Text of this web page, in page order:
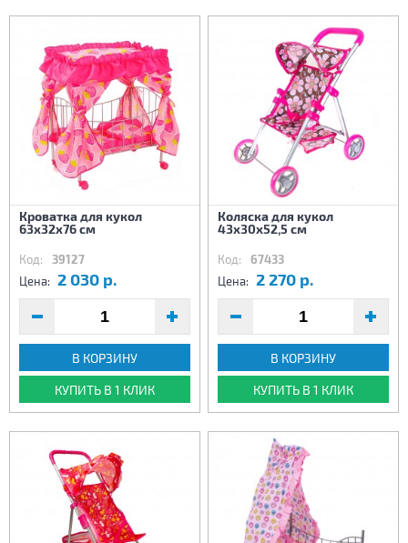
Кроватка для кукол
63х32х76 см
Код: 39127
Цена: 2 030 р.
В КОРЗИНУ
КУПИТЬ В 1 КЛИК
Коляска для кукол
43х30х52,5 см
Код: 67433
Цена: 2 270 р.
В КОРЗИНУ
КУПИТЬ В 1 КЛИК